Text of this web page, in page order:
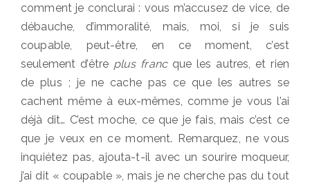
comment je conclurai : vous m’accusez de vice, de
débauche, d’immoralité, mais, moi, si je suis
coupable, peut-être, en ce moment, c’est
seulement d’être plus francque les autres, et rien
de plus ; je ne cache pas ce que les autres se
cachent même à eux-mêmes, comme je vous l’ai
déjà dit… C’est moche, ce que je fais, mais c’est ce
que je veux en ce moment. Remarquez, ne vous
inquiétez pas, ajouta-t-il avec un sourire moqueur,
j’ai dit « coupable », mais je ne cherche pas du tout